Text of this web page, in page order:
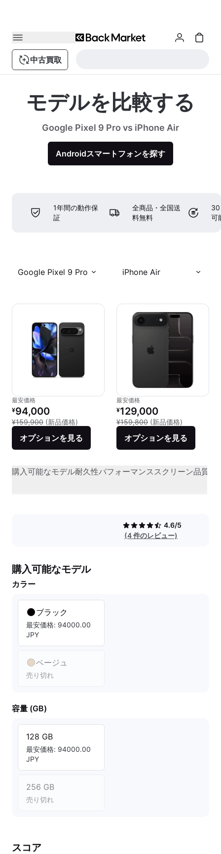
中古買取
モデルを比較する
Google Pixel 9 Pro vs iPhone Air
Androidスマートフォンを探す
1年間の動作保
証
全商品・全国送
料無料
30
可
Google Pixel 9 Pro iPhone Air
最安価格
リファービッシュ品の価格：
¥94,000
¥159,900 (新品価格) 新品との比較：¥159,900
オプションを見る
最安価格
リファービッシュ品の価格：
¥129,000
¥159,800 (新品価格)
オプションを見る
購入可能なモデル耐久性パフォーマンススクリーン品質
4.6/5
(4 件のレビュー)
購入可能なモデル
カラー
ブラック
最安価格: 94000.00
JPY
ベージュ
売り切れ
容量 (GB)
128 GB
最安価格: 94000.00
JPY
256 GB
売り切れ
スコア